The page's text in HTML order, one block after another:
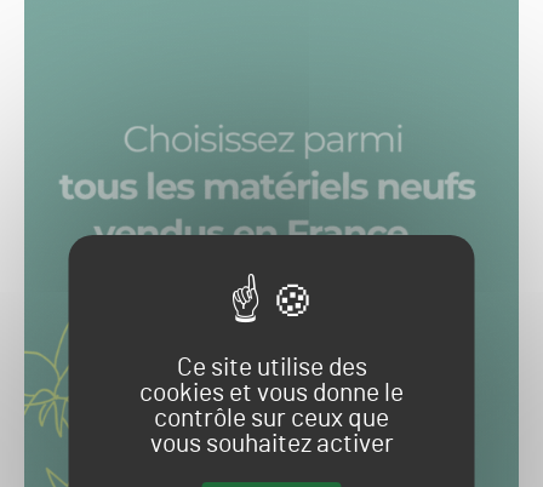
Ce site utilise des
cookies et vous donne le
contrôle sur ceux que
vous souhaitez activer